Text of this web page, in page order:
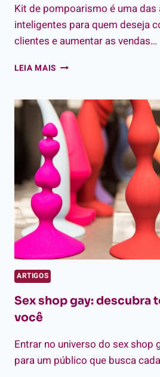
Kit de pompoarismo é uma
inteligentes para quem deseja
clientes e aumentar as vendas…
LEIA MAIS COMO
KIT
DE
POMPOARISMO
E
CONQUISTAR
SUAS
CLIENTES
ARTIGOS
Sex shop gay: descubra
você
Entrar no universo do sex shop
para um público que busca